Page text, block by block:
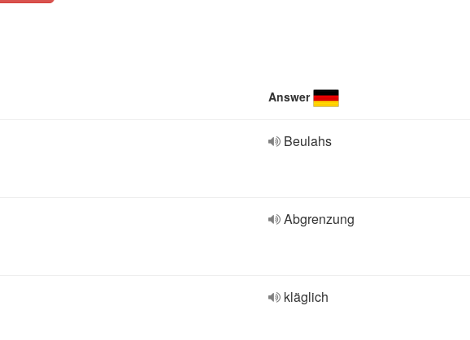
Answer
Beulahs
Abgrenzung
kläglich